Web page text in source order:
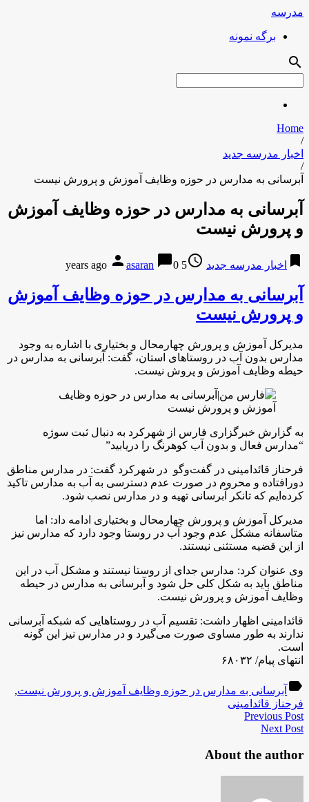
مدرسه
برگه نمونه
search
Home
/
اخبار مدرسه جدید
/
آبرسانی به مدارس در حوزه وظایف آموزش و پرورش نیست
آبرسانی به مدارس در حوزه وظایف آموزش
و پرورش نیست
bookmark اخبار مدرسه جدید access_time
5 years ago
person asaran chat_bubble0
آبرسانی به مدارس در حوزه وظایف آموزش
و پرورش نیست
مدیرکل آموزش و پرورش چهارمحال و بختیاری با اشاره به وجود
مدارس بدون آب در روستاهای استان، گفت: آبرسانی به مدارس در
حیطه وظایف آموزش و پروش نیست.
به گزارش خبرگزاری فارس از شهرکرد به دنبال ثبت سوژه
“مدارس فعال و بدون آب کوهرنگ را دریابید”
فرحناز قائدامینی در گفت‌و‌گو در شهرکرد گفت: در مدارس مناطق
دورافتاده و محروم در صورت عدم دسترسی به آب به مدارس تاکید
کرده‌ایم که تانکر آبرسانی تهیه و در مدارس نصب شود.
مدیرکل آموزش و پرورش چهارمحال و بختیاری ادامه داد: اما
متاسفانه مشکل عدم وجود آب در روستا وجود دارد که مدارس نیز
از این قضیه مستثنی نیستند.
وی عنوان کرد: مدارس جدای از روستا نیستند و مشکل آب در این
مناطق باید به شکل کلی حل شود و آبرسانی به مدارس در حیطه
وظایف آموزش و پرورش نیست.
قائدامینی اظهار داشت: تقسیم آب در روستاهایی که شبکه آبرسانی
ندارند به طور مساوی صورت می‌گیرد و در مدارس نیز این گونه
است.
انتهای پیام/ ۶۸۰۳۲
label آبرسانی به مدارس در حوزه وظایف آموزش و پرورش نیست,
فرحناز قائدامینی
Previous Post
Next Post
About the author